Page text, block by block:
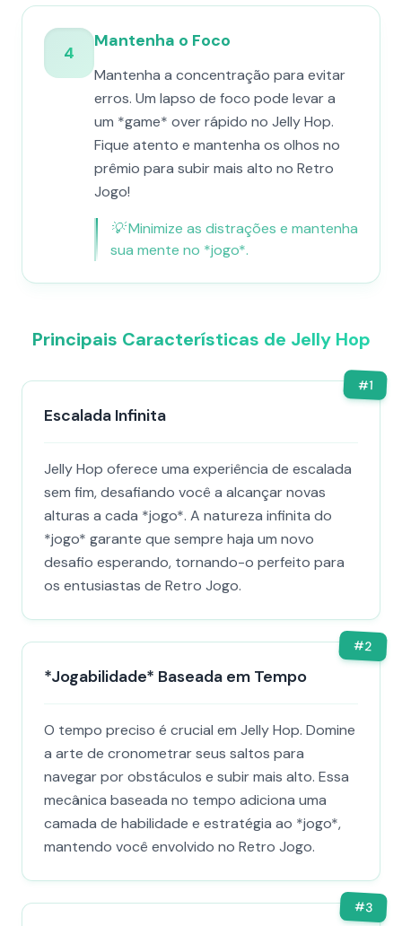
4
Mantenha o Foco
Mantenha a concentração para evitar
erros. Um lapso de foco pode levar a
um *game* over rápido no Jelly Hop.
Fique atento e mantenha os olhos no
prêmio para subir mais alto no Retro
Jogo!
💡Minimize as distrações e mantenha
sua mente no *jogo*.
Principais Características de Jelly Hop
#1
Escalada Infinita
Jelly Hop oferece uma experiência de escalada
sem fim, desafiando você a alcançar novas
alturas a cada *jogo*. A natureza infinita do
*jogo* garante que sempre haja um novo
desafio esperando, tornando-o perfeito para
os entusiastas de Retro Jogo.
#2
*Jogabilidade* Baseada em Tempo
O tempo preciso é crucial em Jelly Hop. Domine
a arte de cronometrar seus saltos para
navegar por obstáculos e subir mais alto. Essa
mecânica baseada no tempo adiciona uma
camada de habilidade e estratégia ao *jogo*,
mantendo você envolvido no Retro Jogo.
#3